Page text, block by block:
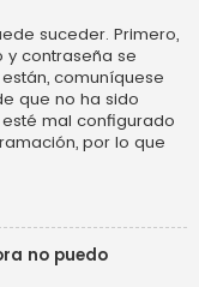
suceder. Primero,
y contraseña se
comuníquese
que no ha sido
mal configurado
por lo que
no puedo